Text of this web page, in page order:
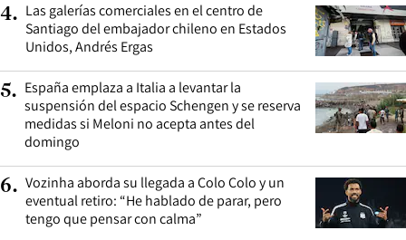
4. Las galerías comerciales en el centro de
Santiago del embajador chileno en Estados
Unidos, Andrés Ergas
5. España emplaza a Italia a levantar la
suspensión del espacio Schengen y se reserva
medidas si Meloni no acepta antes del
domingo
6. Vozinha aborda su llegada a Colo Colo y un
eventual retiro: “He hablado de parar, pero
tengo que pensar con calma”